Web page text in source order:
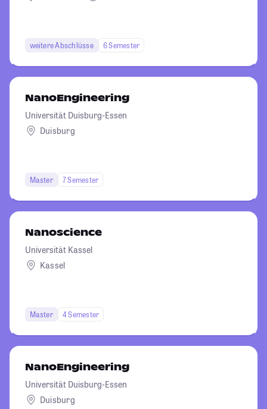
weitere Abschlüsse 6 Semester
NanoEngineering
Universität Duisburg-Essen
Duisburg
Master 7 Semester
Nanoscience
Universität Kassel
Kassel
Master 4 Semester
NanoEngineering
Universität Duisburg-Essen
Duisburg